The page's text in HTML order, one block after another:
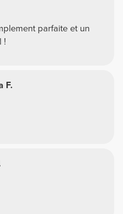
parfaite et un
!
F.